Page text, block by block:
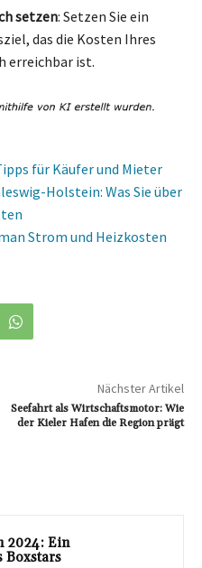
setzen: Setzen Sie ein
das die Kosten Ihres
erreichbar ist.
für Käufer und Mieter
Holstein: Was Sie über
Strom und Heizkosten
Nächster Artikel
Seefahrt als Wirtschaftsmotor: Wie
der Kieler Hafen die Region prägt
2024: Ein
Boxstars